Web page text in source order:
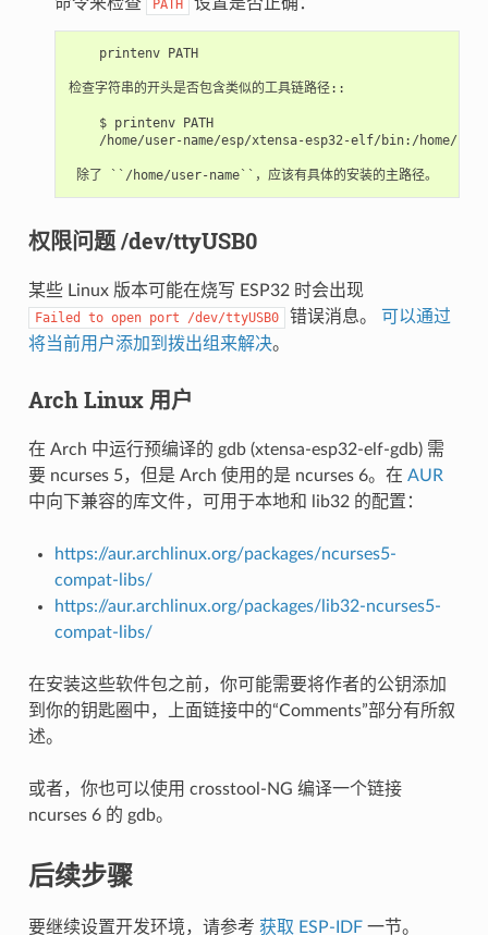
PATH
    printenv PATH
检查字符串的开头是否包含类似的工具链路径::
    $ printenv PATH
/home/user-name/esp/xtensa-esp32-elf/bin:/home/
权限问题 /dev/ttyUSB0
某些 Linux 版本可能在烧写 ESP32 时会出现
Failed to open port /dev/ttyUSB0 错误消息。
可以通过
将当前用户添加到拨出组来解决。
Arch Linux 用户
在 Arch 中运行预编译的 gdb (xtensa-esp32-elf-gdb) 需
要 ncurses 5，但是 Arch 使用的是 ncurses 6。在 AUR
中向下兼容的库文件，可用于本地和 lib32 的配置：
https://aur.archlinux.org/packages/ncurses5-
compat-libs/
https://aur.archlinux.org/packages/lib32-ncurses5-
compat-libs/
在安装这些软件包之前，你可能需要将作者的公钥添加
到你的钥匙圈中，上面链接中的“Comments”部分有所叙
述。
或者，你也可以使用 crosstool-NG 编译一个链接
ncurses 6 的 gdb。
后续步骤
要继续设置开发环境，请参考 获取 ESP-IDF一节。